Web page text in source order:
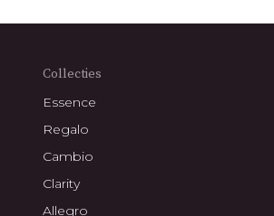
Collecties
Essence
Regalo
Cambio
Clarity
Allegro